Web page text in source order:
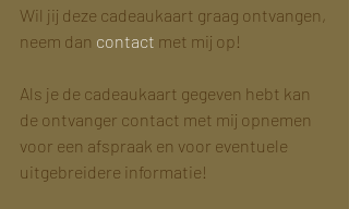
Wil jij deze cadeaukaart graag ontvangen,
neem dan contact met mij op!
Als je de cadeaukaart gegeven hebt kan
de ontvanger contact met mij opnemen
voor een afspraak en voor eventuele
uitgebreidere informatie!